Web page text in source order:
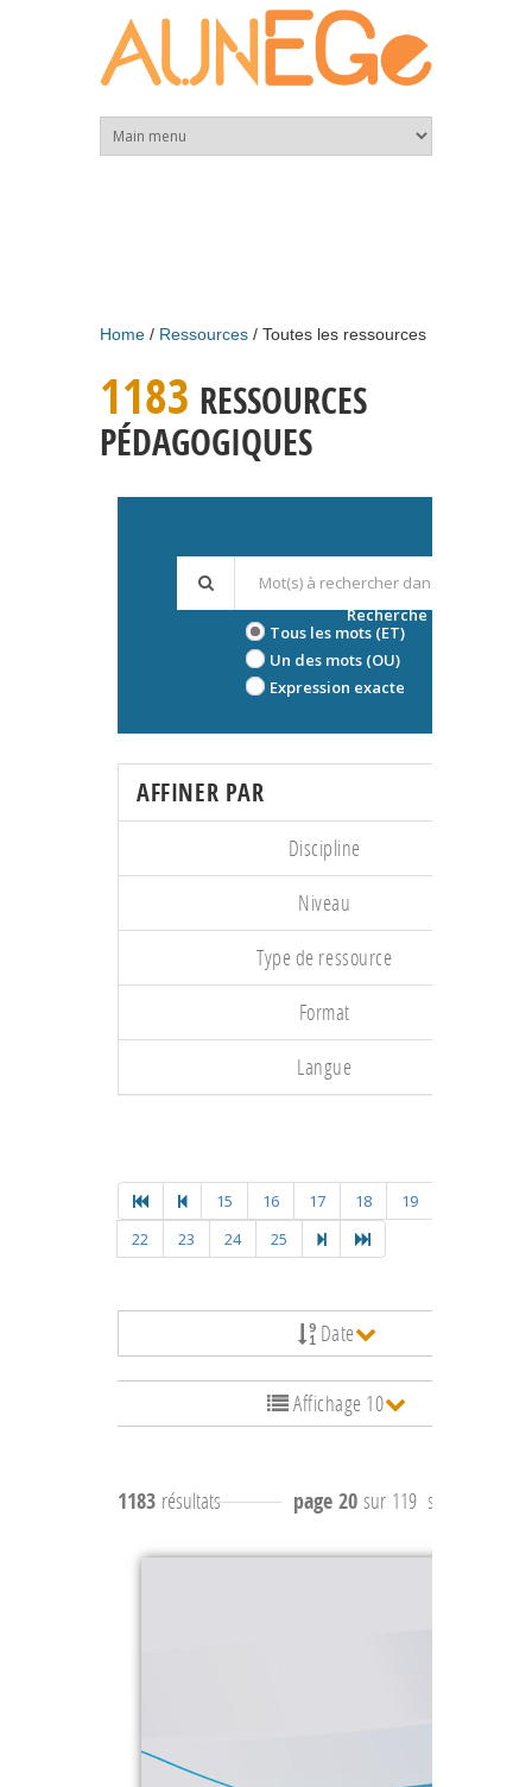
Home Ressources Toutes les ressources
1183 RESSOURCES
PÉDAGOGIQUES
Tous les mots (ET)
Un des mots (OU)
Expression exacte
Recherche avancée
AFFINER PAR
Discipline
Niveau
Type de ressource
Format
Langue
15 16 17 18 19
22
23 24 25
Date
Affichage 10
1183 résultats page 20 sur 119résultats